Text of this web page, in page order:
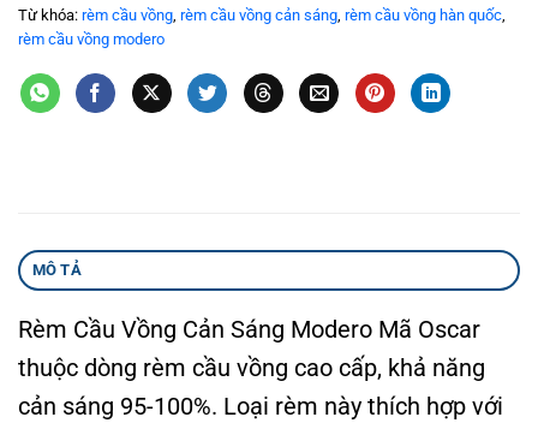
Từ khóa: rèm cầu vồng, rèm cầu vồng cản sáng, rèm cầu vồng hàn quốc,
rèm cầu vồng modero
MÔ TẢ
Rèm Cầu Vồng Cản Sáng Modero Mã Oscar
thuộc dòng rèm cầu vồng cao cấp, khả năng
cản sáng 95-100%. Loại rèm này thích hợp với